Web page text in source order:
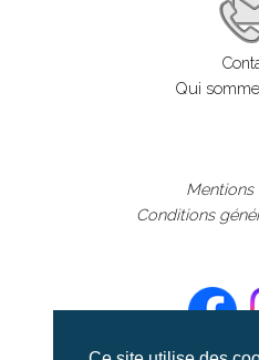
Qui
Mentions
Conditions